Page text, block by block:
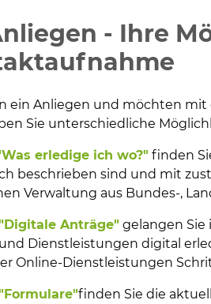
- Ihre
ein Anliegen und möchten
Sie unterschiedliche
erledige ich wo?"finden
beschrieben sind und mit
Verwaltung aus Bundes-,
Anträge"gelangen Sie
Dienstleistungen digital
Online-Dienstleistungen
finden Sie die